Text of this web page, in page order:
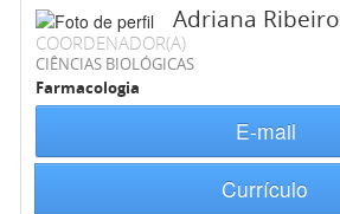
Adriana
COORDENADOR(A)
CIÊNCIAS BIOLÓGICAS
Farmacologia
E-mail
Currículo